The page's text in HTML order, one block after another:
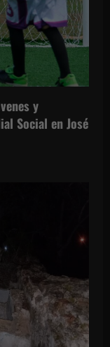
y
Social en José